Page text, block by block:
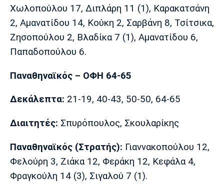
Μίλαν Μπάγερν
Μπορούσια
Ντόρτμουντ
Παρί Σεν
Ζερμέν
Χωλοπούλου 17, Διπλάρη 11 (1), Καρακατσάνη
2, Αμανατίδου 14, Κούκη 2, Σαρβάνη 8, Τσίτσικα,
Ζησοπούλου 2, Βλαδίκα 7 (1), Αμανατίδου 6,
Παπαδοπούλου 6.
Παναθηναϊκός – ΟΦΗ 64-65
Δεκάλεπτα: 21-19, 40-43, 50-50, 64-65
Διαιτητές: Σπυρόπουλος, Σκουλαρίκης
Παναθηναϊκός (Στρατής): Γιαννακοπούλου 12,
Φελούρη 3, Ζιάκα 12, Φεράκη 12, Κεφάλα 4,
Φραγκούλη 14 (3), Σιγαλού 7 (1).